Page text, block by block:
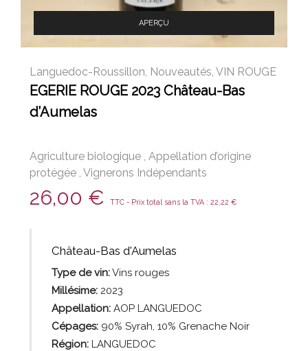
APERÇU
Languedoc-Roussillon, Nouveautés, VIN ROUGE
EGERIE ROUGE 2023 Château-Bas
d’Aumelas
Agriculture biologique , Appellation d’origine
protégée , Vignerons Indépendants
26,00 € TTC - Prix total sans la TVA : 22,22 €
Château-Bas d'Aumelas
Type de vin:Vins rouges
Millésime:2023
Appellation: AOP LANGUEDOC
Cépages: 90% Syrah, 10% Grenache Noir
Région:LANGUEDOC